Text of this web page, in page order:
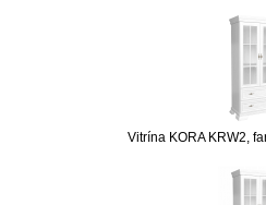
Vitrína KORA KRW2,